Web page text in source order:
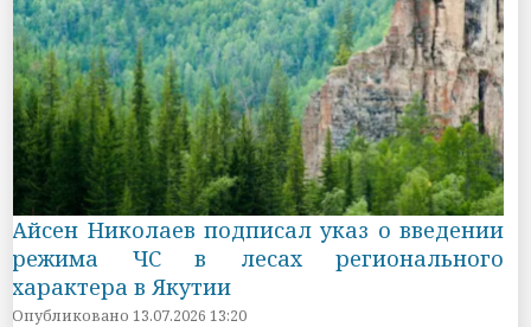
Айсен Николаев подписал указ о введении
режима ЧС в лесах регионального
характера в Якутии
Опубликовано 13.07.2026 13:20